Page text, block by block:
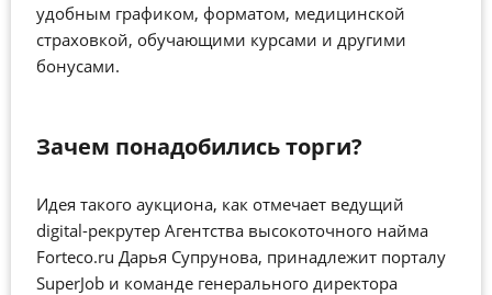
удобным графиком, форматом, медицинской
страховкой, обучающими курсами и другими
бонусами.
Зачем понадобились торги?
Идея такого аукциона, как отмечает ведущий
digital-рекрутер Агентства высокоточного найма
Forteco.ru Дарья Супрунова, принадлежит порталу
SuperJob и команде генерального директора